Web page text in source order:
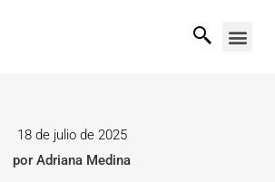
18 de julio de 2025
por Adriana Medina